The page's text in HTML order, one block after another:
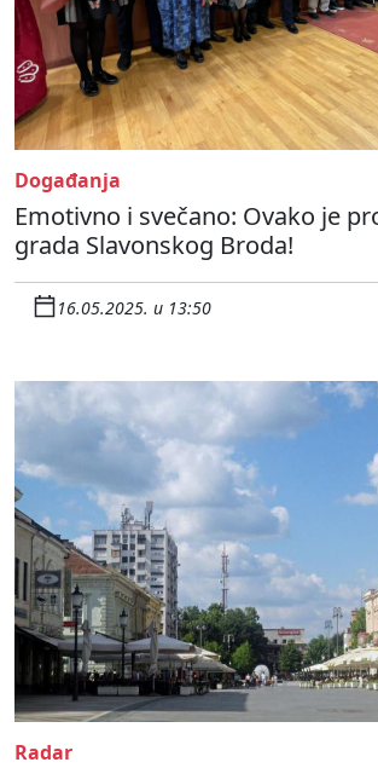
Događanja
Emotivno i svečano: Ovako je
grada Slavonskog Broda!
16.05.2025. u 13:50
Radar